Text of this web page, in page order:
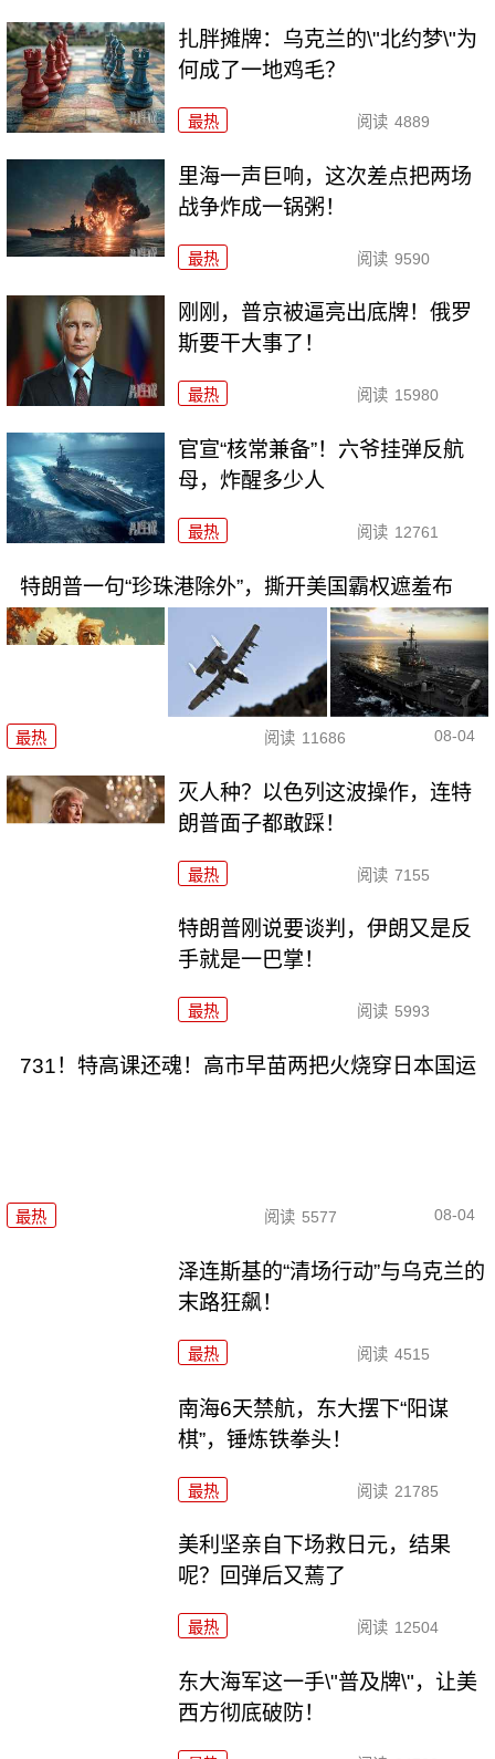
扎胖摊牌：乌克兰的\"北约梦\"为
何成了一地鸡毛？
最热 阅读 4889
里海一声巨响，这次差点把两场
战争炸成一锅粥！
最热 阅读 9590
刚刚，普京被逼亮出底牌！俄罗
斯要干大事了！
最热 阅读 15980
官宣“核常兼备”！六爷挂弹反航
母，炸醒多少人
最热 阅读 12761
特朗普一句“珍珠港除外”，撕开美国霸权遮羞布
最热 阅读 11686 08-04
灭人种？以色列这波操作，连特
朗普面子都敢踩！
最热 阅读 7155
特朗普刚说要谈判，伊朗又是反
手就是一巴掌！
最热 阅读 5993
731！特高课还魂！高市早苗两把火烧穿日本国运
最热 阅读 5577 08-04
泽连斯基的“清场行动”与乌克兰的
末路狂飙！
最热 阅读 4515
南海6天禁航，东大摆下“阳谋
棋”，锤炼铁拳头！
最热 阅读 21785
美利坚亲自下场救日元，结果
呢？回弹后又蔫了
最热 阅读 12504
东大海军这一手\"普及牌\"，让美
西方彻底破防！